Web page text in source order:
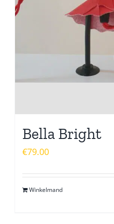
Bella Bright
€79.00
Winkelmand